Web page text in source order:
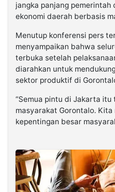
jangka panjang pemerintah
ekonomi daerah berbasis
Menutup konferensi pers
menyampaikan bahwa
terbuka setelah
diarahkan untuk
sektor produktif di
“Semua pintu di Jakarta
masyarakat Gorontalo.
kepentingan besar